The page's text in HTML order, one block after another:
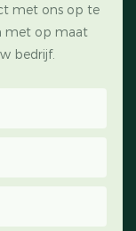
met ons op te
met op maat
bedrijf.